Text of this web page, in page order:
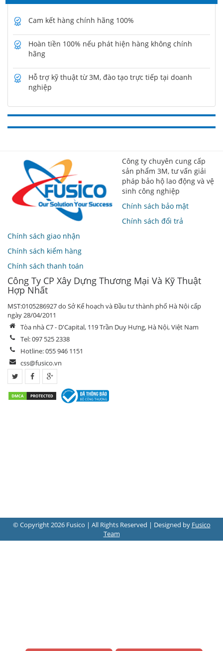
Cam kết hàng chính hãng 100%
Hoàn tiền 100% nếu phát hiện hàng không chính
hãng
Hỗ trợ kỹ thuật từ 3M, đào tạo trực tiếp tại doanh
nghiệp
Công ty chuyên cung cấp
sản phẩm 3M, tư vấn giải
pháp bảo hộ lao động và vệ
sinh công nghiệp
Chính sách bảo mật
Chính sách đổi trả
Chính sách giao nhận
Chính sách kiểm hàng
Chính sách thanh toán
Công Ty CP Xây Dựng Thương Mại Và Kỹ Thuật
Hợp Nhất
MST:0105286927 do Sở Kế hoạch và Đầu tư thành phố Hà Nội cấp
ngày 28/04/2011
Tòa nhà C7 - D'Capital, 119 Trần Duy Hưng, Hà Nội, Việt Nam
Tel: 097 525 2338
Hotline: 055 946 1151
css@fusico.vn
© Copyright 2026 Fusico | All Rights Reserved | Designed by Fusico
Team